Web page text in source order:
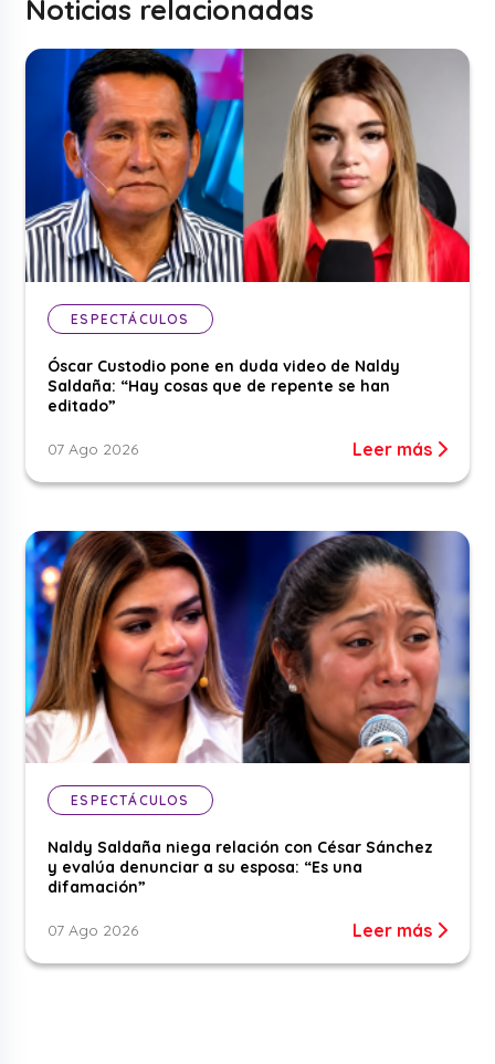
Noticias relacionadas
ESPECTÁCULOS
Óscar Custodio pone en duda video de Naldy
Saldaña: “Hay cosas que de repente se han
editado”
07 Ago 2026 Leer más
ESPECTÁCULOS
Naldy Saldaña niega relación con César Sánchez
y evalúa denunciar a su esposa: “Es una
difamación”
07 Ago 2026 Leer más